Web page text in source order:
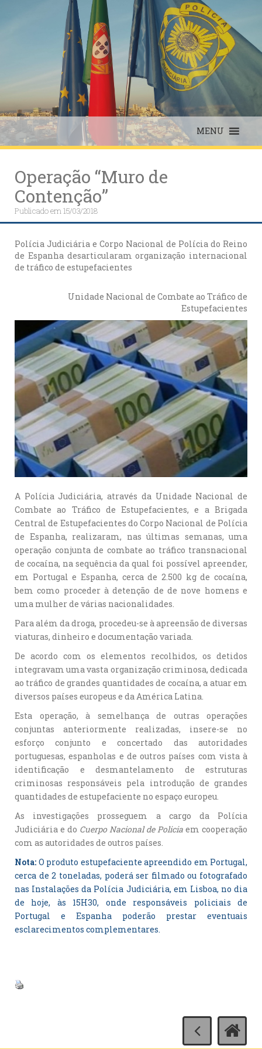
MENU
Operação “Muro de
Contenção”
Publicado em15/03/2018
Polícia Judiciária e Corpo Nacional de Polícia do Reino
de Espanha desarticularam organização internacional
de tráfico de estupefacientes
Unidade Nacional de Combate ao Tráfico de
Estupefacientes
A Polícia Judiciária, através da Unidade Nacional de
Combate ao Tráfico de Estupefacientes, e a Brigada
Central de Estupefacientes do Corpo Nacional de Polícia
de Espanha, realizaram, nas últimas semanas, uma
operação conjunta de combate ao tráfico transnacional
de cocaína, na sequência da qual foi possível apreender,
em Portugal e Espanha, cerca de 2.500 kg de cocaína,
bem como proceder à detenção de de nove homens e
uma mulher de várias nacionalidades.
Para além da droga, procedeu-se à apreensão de diversas
viaturas, dinheiro e documentação variada.
De acordo com os elementos recolhidos, os detidos
integravam uma vasta organização criminosa, dedicada
ao tráfico de grandes quantidades de cocaína, a atuar em
diversos países europeus e da América Latina.
Esta operação, à semelhança de outras operações
conjuntas anteriormente realizadas, insere-se no
esforço conjunto e concertado das autoridades
portuguesas, espanholas e de outros países com vista à
identificação e desmantelamento de estruturas
criminosas responsáveis pela introdução de grandes
quantidades de estupefaciente no espaço europeu.
As investigações prosseguem a cargo da Polícia
Judiciária e do Cuerpo Nacional de Policia em cooperação
com as autoridades de outros países.
Nota: O produto estupefaciente apreendido em Portugal,
cerca de 2 toneladas, poderá ser filmado ou fotografado
nas Instalações da Polícia Judiciária, em Lisboa, no dia
de hoje, às 15H30, onde responsáveis policiais de
Portugal e Espanha poderão prestar eventuais
esclarecimentos complementares.